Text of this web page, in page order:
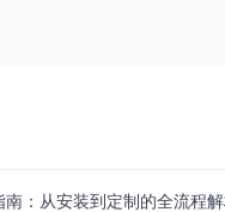
，在命令窗口执行：
：从安装到定制的全流程